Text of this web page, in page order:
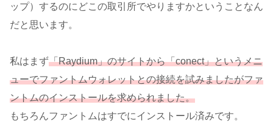
ップ）するのにどこの取引所でやりますかということなん
だと思います。
私はまず「Raydium」のサイトから「conect」というメニ
ューでファントムウォレットとの接続を試みましたがファ
ントムのインストールを求められました。
もちろんファントムはすでにインストール済みです。